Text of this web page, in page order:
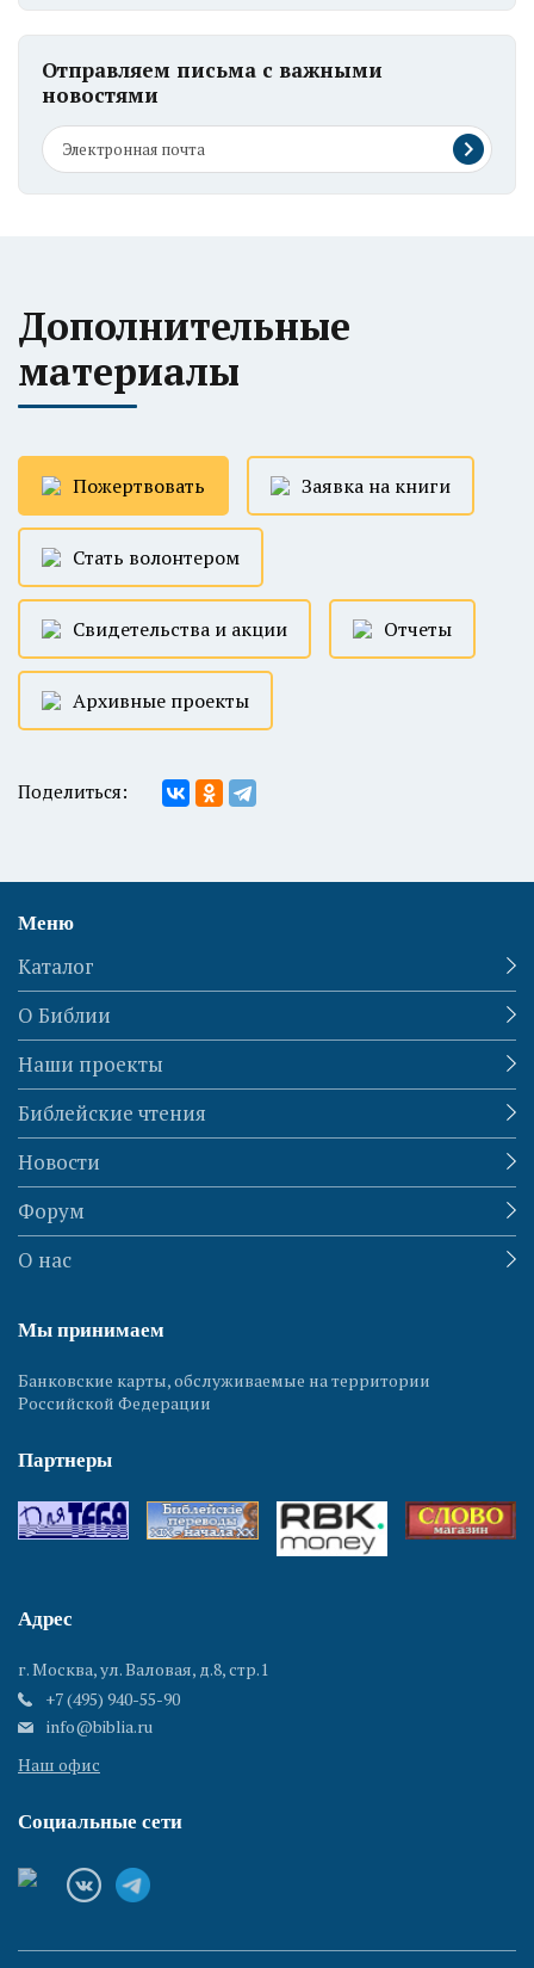
Отправляем письма с важными
новостями
Дополнительные
материалы
Пожертвовать Заявка на книги
Стать волонтером
Свидетельства и акции Отчеты
Архивные проекты
Поделиться:
Меню
Каталог
О Библии
Наши проекты
Библейские чтения
Новости
Форум
О нас
Мы принимаем
Банковские карты, обслуживаемые на территории
Российской Федерации
Партнеры
Адрес
г. Москва, ул. Валовая, д.8, стр.1
+7 (495) 940-55-90
info@biblia.ru
Наш офис
Социальные сети